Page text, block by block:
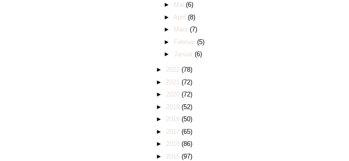
►
Mai (6)
► April (8)
►
März (7)
► Februar (5)
► Januar (6)
► 2022 (78)
► 2021 (72)
► 2020 (72)
► 2019 (52)
► 2018 (50)
► 2017 (65)
► 2016 (86)
► 2015 (97)